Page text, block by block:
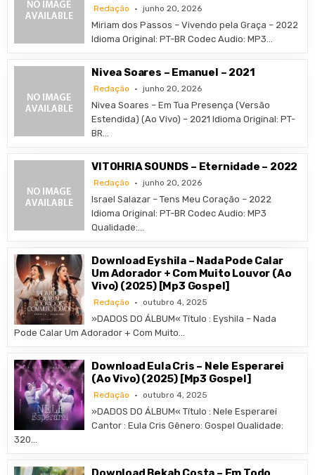
Redação junho 20, 2026
Miriam dos Passos – Vivendo pela Graça – 2022
Idioma Original: PT-BR Codec Audio: MP3…
Nivea Soares – Emanuel – 2021
Redação junho 20, 2026
Nivea Soares – Em Tua Presença (Versão
Estendida) (Ao Vivo) – 2021 Idioma Original: PT-
BR…
VITOHRIA SOUNDS – Eternidade – 2022
Redação junho 20, 2026
Israel Salazar – Tens Meu Coração – 2022
Idioma Original: PT-BR Codec Audio: MP3
Qualidade:…
Download Eyshila – Nada Pode Calar
Um Adorador + Com Muito Louvor (Ao
Vivo) (2025) [Mp3 Gospel]
Redação outubro 4, 2025
»DADOS DO ÁLBUM« Título : Eyshila – Nada
Pode Calar Um Adorador + Com Muito…
Download Eula Cris – Nele Esperarei
(Ao Vivo) (2025) [Mp3 Gospel]
Redação outubro 4, 2025
»DADOS DO ÁLBUM« Título : Nele Esperarei
Cantor : Eula Cris Gênero: Gospel Qualidade:
320…